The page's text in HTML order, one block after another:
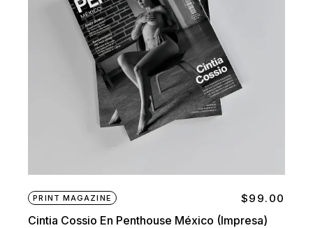
PRINT MAGAZINE
Cintia Cossio En Penthouse México (impresa)
$99.00